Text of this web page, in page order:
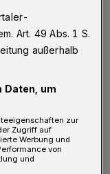
18.
Art. 49 Abs. 1 S.
außerhalb
Daten, um
zur
Zugriff auf
Werbung und
von
und